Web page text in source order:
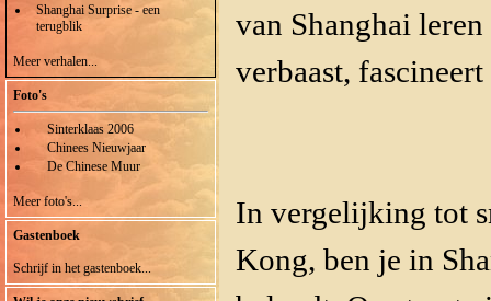
Shanghai Surprise - een
terugblik
Meer verhalen...
Foto's
Sinterklaas 2006
Chinees Nieuwjaar
De Chinese Muur
Meer foto's...
Gastenboek
Schrijf in het gastenboek...
van Shanghai
verbaast,
In vergelijking tot
Kong, ben je in